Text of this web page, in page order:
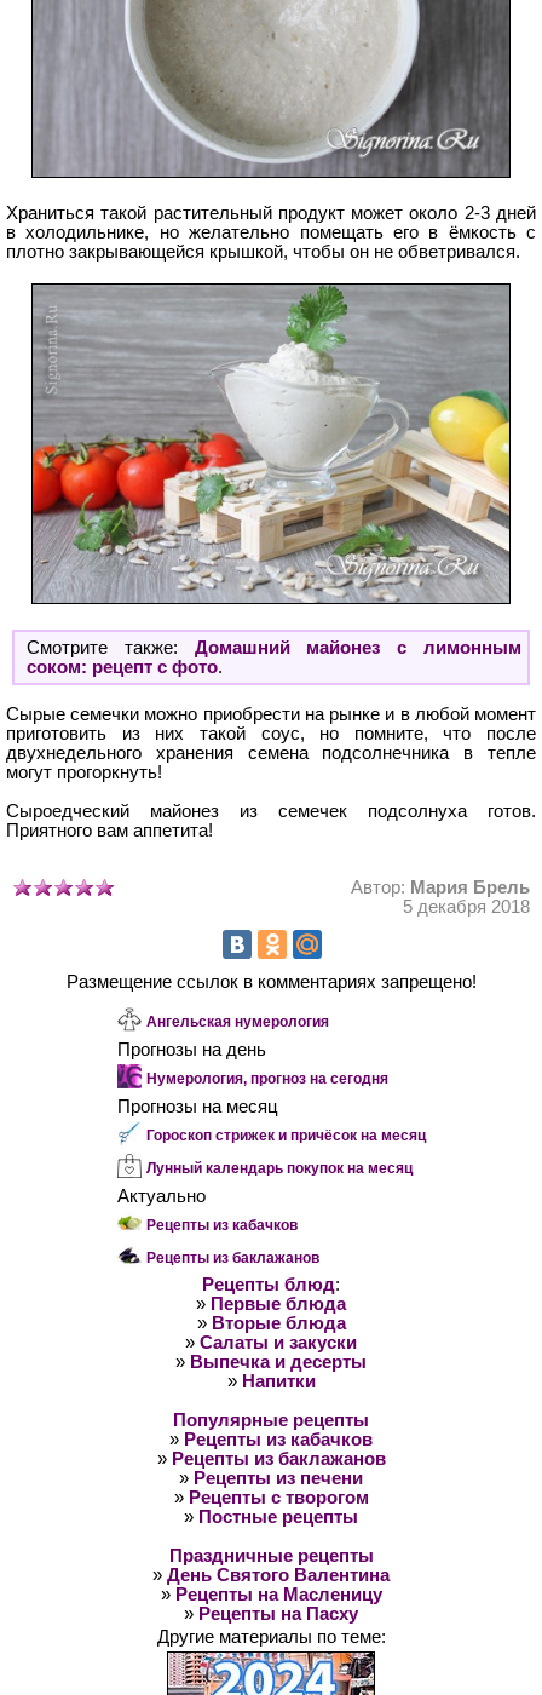
Храниться такой растительный продукт может около 2-3 дней
в холодильнике, но желательно помещать его в ёмкость с
плотно закрывающейся крышкой, чтобы он не обветривался.
Смотрите также: Домашний майонез с лимонным
соком: рецепт с фото.
Сырые семечки можно приобрести на рынке и в любой момент
приготовить из них такой соус, но помните, что после
двухнедельного хранения семена подсолнечника в тепле
могут прогоркнуть!
Сыроедческий майонез из семечек подсолнуха готов.
Приятного вам аппетита!
Автор: Мария Брель
5 декабря 2018
Размещение ссылок в комментариях запрещено!
Ангельская нумерология
Прогнозы на день
Нумерология, прогноз на сегодня
Прогнозы на месяц
Гороскоп стрижек и причёсок на месяц
Лунный календарь покупок на месяц
Актуально
Рецепты из кабачков
Рецепты из баклажанов
Рецепты блюд:
» Первые блюда
» Вторые блюда
» Салаты и закуски
» Выпечка и десерты
» Напитки
Популярные рецепты
» Рецепты из кабачков
» Рецепты из баклажанов
» Рецепты из печени
» Рецепты с творогом
» Постные рецепты
Праздничные рецепты
» День Святого Валентина
» Рецепты на Масленицу
» Рецепты на Пасху
Другие материалы по теме: